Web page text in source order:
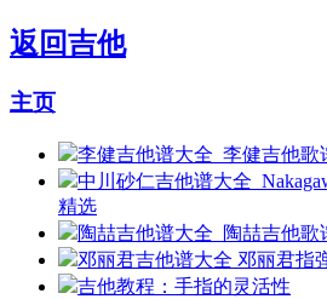
返回吉他
主页
李健吉他谱大全_李健吉他歌
中川砂仁吉他谱大全
精选
陶喆吉他谱大全_陶喆吉他
邓丽君吉他谱大全 邓丽君指
吉他教程：手指的灵活性